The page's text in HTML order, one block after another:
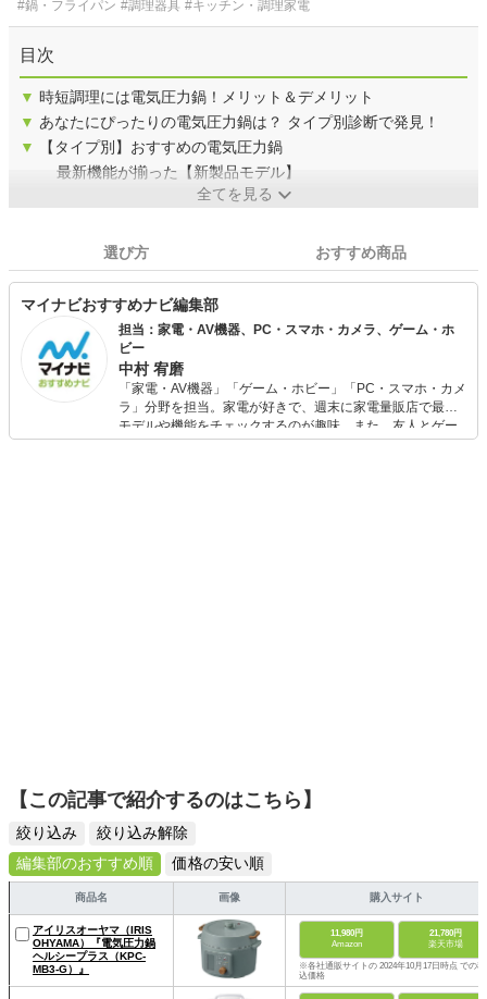
#鍋・フライパン #調理器具 #キッチン・調理家電
目次
▼ 時短調理には電気圧力鍋！メリット＆デメリット
▼ あなたにぴったりの電気圧力鍋は？ タイプ別診断で発見！
▼
【タイプ別】おすすめの電気圧力鍋
最新機能が揃った【新製品モデル】
全てを見る
選び方 おすすめ商品
マイナビおすすめナビ編集部
担当：家電・AV機器、PC・スマホ・カメラ、ゲーム・ホ
ビー
中村 宥磨
「家電・AV機器」「ゲーム・ホビー」「PC・スマホ・カメ
ラ」分野を担当。家電が好きで、週末に家電量販店で最新
モデルや機能をチェックするのが趣味。また、友人とゲー
ムを楽しみながら、新作タイトルやイベント情報もいち早
【この記事で紹介するのはこちら】
絞り込み
絞り込み解除
編集部のおすすめ順
価格の安い順
商品名 画像 購入サイト
アイリスオーヤマ（IRIS
OHYAMA）『電気圧力鍋
ヘルシープラス（KPC-
MB3-G）』
11,980円
Amazon
21,780円
楽天市場
※各社通販サイトの 2024年10月17日時点 での税
込価格